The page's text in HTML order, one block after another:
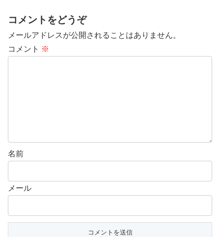
コメントをどうぞ
メールアドレスが公開されることはありません。
コメント ※
名前
メール